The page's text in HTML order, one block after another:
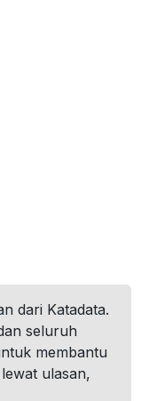
dari Katadata.
seluruh
membantu
ulasan,